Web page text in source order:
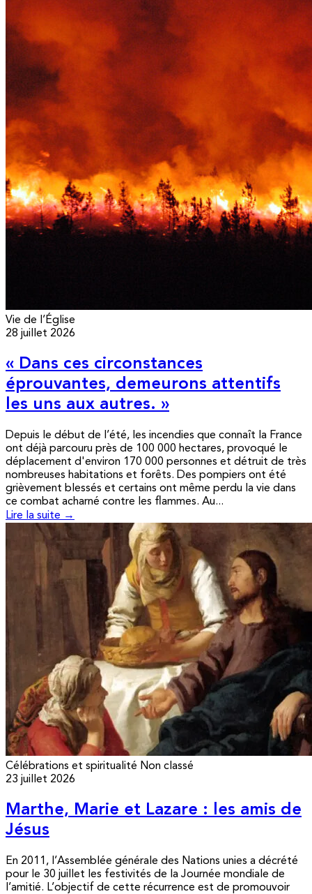
Vie de l’Église
28 juillet 2026
« Dans ces circonstances
éprouvantes, demeurons attentifs
les uns aux autres. »
Depuis le début de l’été, les incendies que connaît la France
ont déjà parcouru près de 100 000 hectares, provoqué le
déplacement d'environ 170 000 personnes et détruit de très
nombreuses habitations et forêts. Des pompiers ont été
grièvement blessés et certains ont même perdu la vie dans
ce combat acharné contre les flammes. Au...
Lire la suite →
Célébrations et spiritualité Non classé
23 juillet 2026
Marthe, Marie et Lazare : les amis de
Jésus
En 2011, l’Assemblée générale des Nations unies a décrété
pour le 30 juillet les festivités de la Journée mondiale de
l’amitié. L’objectif de cette récurrence est de promouvoir